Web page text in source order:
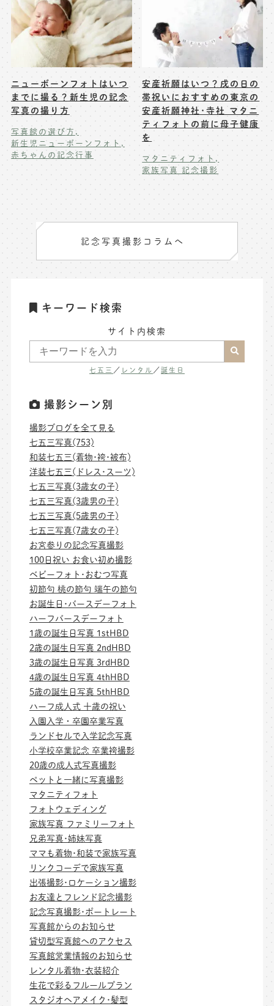
ニューボーンフォトはいつ
までに撮る？新生児の記念
写真の撮り方
写真館の選び方
新生児ニューボーンフォト
赤ちゃんの記念行事
安産祈願はいつ？戌の日の
帯祝いにおすすめの東京の
安産祈願神社･寺社 マタニ
ティフォトの前に母子健康
を
マタニティフォト
家族写真 記念撮影
記念写真撮影コラムへ
キーワード検索
サイト内検索
七五三 ／ レンタル ／誕生日
撮影シーン別
撮影ブログを全て見る
七五三写真(753)
和装七五三(着物･袴･被布)
洋装七五三(ドレス･スーツ)
七五三写真(3歳女の子)
七五三写真(3歳男の子)
七五三写真(5歳男の子)
七五三写真(7歳女の子)
お宮参りの記念写真撮影
100日祝い お食い初め撮影
ベビーフォト･おむつ写真
初節句 桃の節句 端午の節句
お誕生日･バースデーフォト
ハーフバースデーフォト
1歳の誕生日写真 1stHBD
2歳の誕生日写真 2ndHBD
3歳の誕生日写真 3rdHBD
4歳の誕生日写真 4thHBD
5歳の誕生日写真 5thHBD
ハーフ成人式 十歳の祝い
入園入学・卒園卒業写真
ランドセルで入学記念写真
小学校卒業記念 卒業袴撮影
20歳の成人式写真撮影
ペットと一緒に写真撮影
マタニティフォト
フォトウェディング
家族写真 ファミリーフォト
兄弟写真･姉妹写真
ママも着物･和装で家族写真
リンクコーデで家族写真
出張撮影･ロケーション撮影
お友達とフレンド記念撮影
記念写真撮影･ポートレート
写真館からのお知らせ
貸切型写真館へのアクセス
写真館営業情報のお知らせ
レンタル着物･衣装紹介
生花で彩るフルールプラン
スタジオヘアメイク･髪型